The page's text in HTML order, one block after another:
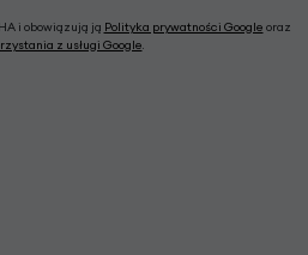
i obowiązują ją Polityka prywatności Google oraz
z usługi Google.